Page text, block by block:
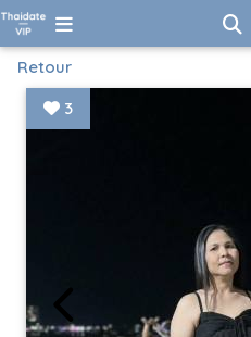
Retour
3